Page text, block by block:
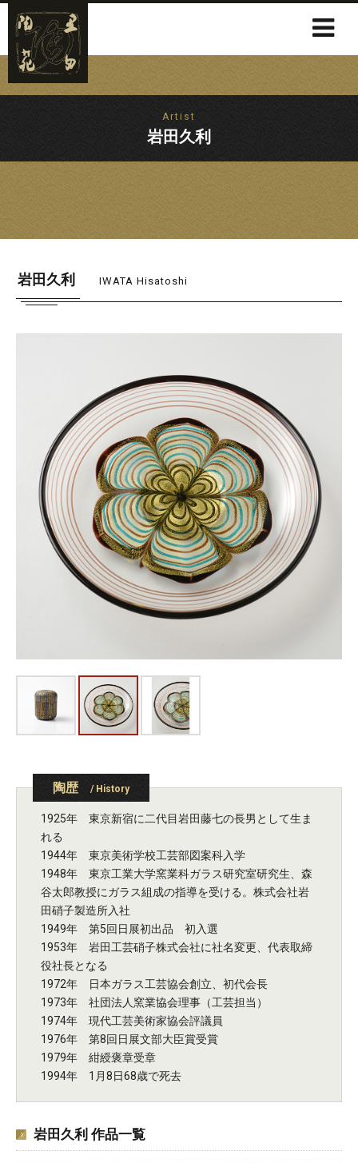
Artist
岩田久利
岩田久利 IWATA Hisatoshi
陶歴 / History
1925年 東京新宿に二代目岩田藤七の長男として生ま
れる
1944年 東京美術学校工芸部図案科入学
1948年 東京工業大学窯業科ガラス研究室研究生、森
谷太郎教授にガラス組成の指導を受ける。株式会社岩
田硝子製造所入社
1949年 第5回日展初出品 初入選
1953年 岩田工芸硝子株式会社に社名変更、代表取締
役社長となる
1972年 日本ガラス工芸協会創立、初代会長
1973年 社団法人窯業協会理事（工芸担当）
1974年 現代工芸美術家協会評議員
1976年 第8回日展文部大臣賞受賞
1979年 紺綬褒章受章
1994年 1月8日68歳で死去
岩田久利 作品一覧